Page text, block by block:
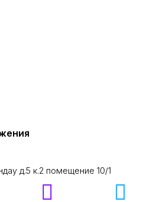
д.5 к.2 помещение 10/1